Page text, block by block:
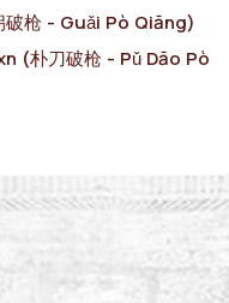
枪 - Guǎi Pò Qiāng)
(朴刀破枪 - Pǔ Dāo Pò